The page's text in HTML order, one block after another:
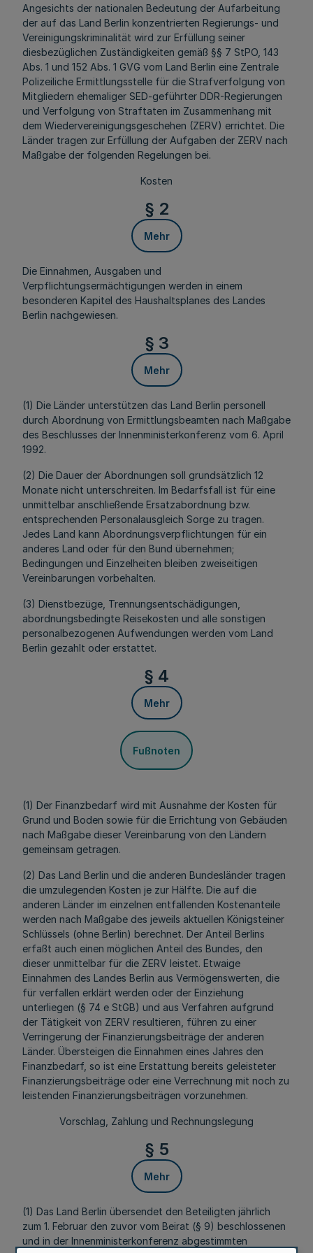
Angesichts der nationalen Bedeutung der Aufarbeitung
der auf das Land Berlin konzentrierten Regierungs- und
Vereinigungskriminalität wird zur Erfüllung seiner
diesbezüglichen Zuständigkeiten gemäß §§ 7 StPO, 143
Abs. 1 und 152 Abs. 1 GVG vom Land Berlin eine Zentrale
Polizeiliche Ermittlungsstelle für die Strafverfolgung von
Mitgliedern ehemaliger SED-geführter DDR-Regierungen
und Verfolgung von Straftaten im Zusammenhang mit
dem Wiedervereinigungsgeschehen (ZERV) errichtet. Die
Länder tragen zur Erfüllung der Aufgaben der ZERV nach
Maßgabe der folgenden Regelungen bei.
Kosten
§ 2
Mehr
Die Einnahmen, Ausgaben und
Verpflichtungsermächtigungen werden in einem
besonderen Kapitel des Haushaltsplanes des Landes
Berlin nachgewiesen.
§ 3
Mehr
(1) Die Länder unterstützen das Land Berlin personell
durch Abordnung von Ermittlungsbeamten nach Maßgabe
des Beschlusses der Innenministerkonferenz vom 6. April
1992.
(2) Die Dauer der Abordnungen soll grundsätzlich 12
Monate nicht unterschreiten. Im Bedarfsfall ist für eine
unmittelbar anschließende Ersatzabordnung bzw.
entsprechenden Personalausgleich Sorge zu tragen.
Jedes Land kann Abordnungsverpflichtungen für ein
anderes Land oder für den Bund übernehmen;
Bedingungen und Einzelheiten bleiben zweiseitigen
Vereinbarungen vorbehalten.
(3) Dienstbezüge, Trennungsentschädigungen,
abordnungsbedingte Reisekosten und alle sonstigen
personalbezogenen Aufwendungen werden vom Land
Berlin gezahlt oder erstattet.
§ 4
Mehr
Fußnoten
(1) Der Finanzbedarf wird mit Ausnahme der Kosten für
Grund und Boden sowie für die Errichtung von Gebäuden
nach Maßgabe dieser Vereinbarung von den Ländern
gemeinsam getragen.
(2) Das Land Berlin und die anderen Bundesländer tragen
die umzulegenden Kosten je zur Hälfte. Die auf die
anderen Länder im einzelnen entfallenden Kostenanteile
werden nach Maßgabe des jeweils aktuellen Königsteiner
Schlüssels (ohne Berlin) berechnet. Der Anteil Berlins
erfaßt auch einen möglichen Anteil des Bundes, den
dieser unmittelbar für die ZERV leistet. Etwaige
Einnahmen des Landes Berlin aus Vermögenswerten, die
für verfallen erklärt werden oder der Einziehung
unterliegen (§ 74 e StGB) und aus Verfahren aufgrund
der Tätigkeit von ZERV resultieren, führen zu einer
Verringerung der Finanzierungsbeiträge der anderen
Länder. Übersteigen die Einnahmen eines Jahres den
Finanzbedarf, so ist eine Erstattung bereits geleisteter
Finanzierungsbeiträge oder eine Verrechnung mit noch zu
leistenden Finanzierungsbeiträgen vorzunehmen.
Vorschlag, Zahlung und Rechnungslegung
§ 5
Mehr
(1) Das Land Berlin übersendet den Beteiligten jährlich
zum 1. Februar den zuvor vom Beirat (§ 9) beschlossenen
und in der Innenministerkonferenz abgestimmten